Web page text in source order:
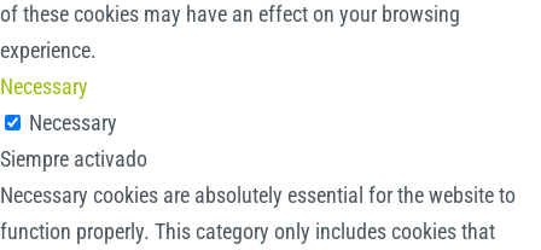
of these cookies may have an effect on your browsing
experience.
Necessary
Necessary
Siempre activado
Necessary cookies are absolutely essential for the website to
function properly. This category only includes cookies that